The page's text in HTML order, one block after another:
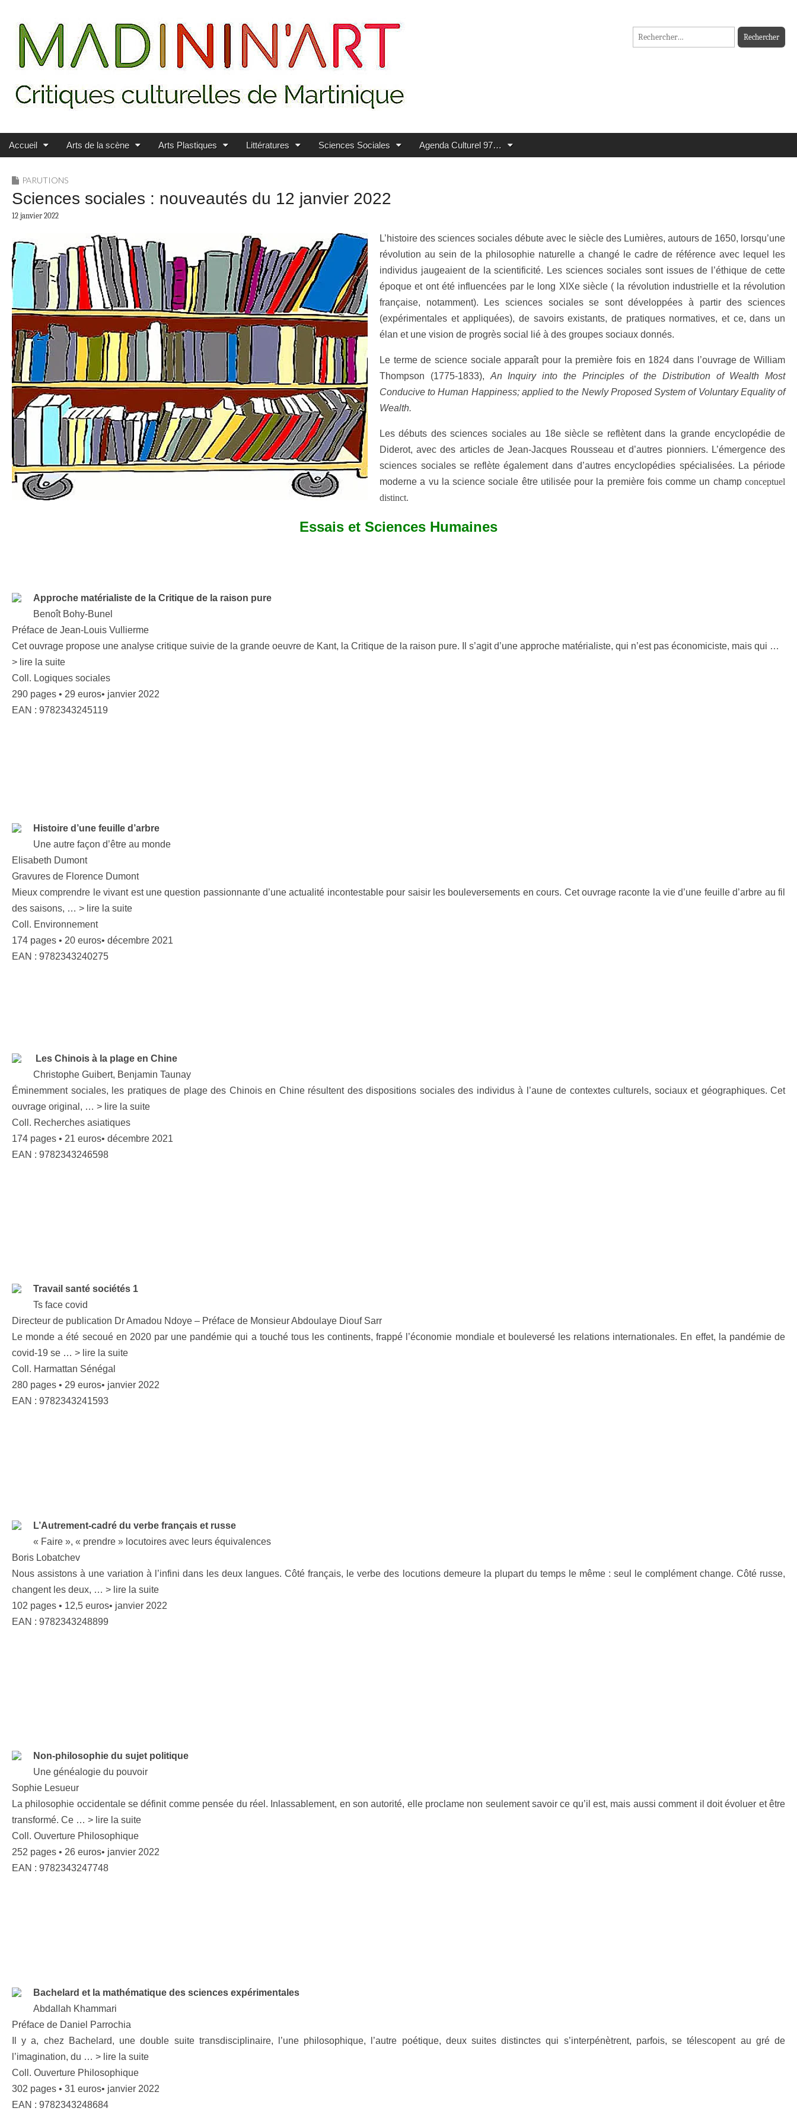
MADININ'ART
Rechercher :
Main menu
Skip to content
Accueil Arts de la scène Arts Plastiques Littératures Sciences Sociales Agenda Culturel 97…
PARUTIONS
Sciences sociales : nouveautés du 12 janvier 2022
12 janvier 2022
L’histoire des sciences sociales débute avec le siècle des Lumières, autours de 1650, lorsqu’une
révolution au sein de la philosophie naturelle a changé le cadre de référence avec lequel les
individus jaugeaient de la scientificité. Les sciences sociales sont issues de l’éthique de cette
époque et ont été influencées par le long XIXe siècle ( la révolution industrielle et la révolution
française, notamment). Les sciences sociales se sont développées à partir des sciences
(expérimentales et appliquées), de savoirs existants, de pratiques normatives, et ce, dans un
élan et une vision de progrès social lié à des groupes sociaux donnés.
Le terme de science sociale apparaît pour la première fois en 1824 dans l’ouvrage de William
Thompson (1775-1833), An Inquiry into the Principles of the Distribution of Wealth Most
Conducive to Human Happiness; applied to the Newly Proposed System of Voluntary Equality of
Wealth.
Les débuts des sciences sociales au 18e siècle se reflètent dans la grande encyclopédie de
Diderot, avec des articles de Jean-Jacques Rousseau et d’autres pionniers. L’émergence des
sciences sociales se reflète également dans d’autres encyclopédies spécialisées. La période
moderne a vu la science sociale être utilisée pour la première fois comme un champ conceptuel
distinct.
Essais et Sciences Humaines
Approche matérialiste de la Critique de la raison pure
Benoît Bohy-Bunel
Préface de Jean-Louis Vullierme
Cet ouvrage propose une analyse critique suivie de la grande oeuvre de Kant, la Critique de la raison pure. Il s’agit d’une approche matérialiste, qui n’est pas économiciste, mais qui …
> lire la suite
Coll. Logiques sociales
290 pages • 29 euros• janvier 2022
EAN : 9782343245119
Histoire d’une feuille d’arbre
Une autre façon d’être au monde
Elisabeth Dumont
Gravures de Florence Dumont
Mieux comprendre le vivant est une question passionnante d’une actualité incontestable pour saisir les bouleversements en cours. Cet ouvrage raconte la vie d’une feuille d’arbre au fil
des saisons, … > lire la suite
Coll. Environnement
174 pages • 20 euros• décembre 2021
EAN : 9782343240275
Les Chinois à la plage en Chine
Christophe Guibert, Benjamin Taunay
Éminemment sociales, les pratiques de plage des Chinois en Chine résultent des dispositions sociales des individus à l’aune de contextes culturels, sociaux et géographiques. Cet
ouvrage original, … > lire la suite
Coll. Recherches asiatiques
174 pages • 21 euros• décembre 2021
EAN : 9782343246598
Travail santé sociétés 1
Ts face covid
Directeur de publication Dr Amadou Ndoye – Préface de Monsieur Abdoulaye Diouf Sarr
Le monde a été secoué en 2020 par une pandémie qui a touché tous les continents, frappé l’économie mondiale et bouleversé les relations internationales. En effet, la pandémie de
covid-19 se … > lire la suite
Coll. Harmattan Sénégal
280 pages • 29 euros• janvier 2022
EAN : 9782343241593
L’Autrement-cadré du verbe français et russe
« Faire », « prendre » locutoires avec leurs équivalences
Boris Lobatchev
Nous assistons à une variation à l’infini dans les deux langues. Côté français, le verbe des locutions demeure la plupart du temps le même : seul le complément change. Côté russe,
changent les deux, … > lire la suite
102 pages • 12,5 euros• janvier 2022
EAN : 9782343248899
Non-philosophie du sujet politique
Une généalogie du pouvoir
Sophie Lesueur
La philosophie occidentale se définit comme pensée du réel. Inlassablement, en son autorité, elle proclame non seulement savoir ce qu’il est, mais aussi comment il doit évoluer et être
transformé. Ce … > lire la suite
Coll. Ouverture Philosophique
252 pages • 26 euros• janvier 2022
EAN : 9782343247748
Bachelard et la mathématique des sciences expérimentales
Abdallah Khammari
Préface de Daniel Parrochia
Il y a, chez Bachelard, une double suite transdisciplinaire, l’une philosophique, l’autre poétique, deux suites distinctes qui s’interpénètrent, parfois, se télescopent au gré de
l’imagination, du … > lire la suite
Coll. Ouverture Philosophique
302 pages • 31 euros• janvier 2022
EAN : 9782343248684